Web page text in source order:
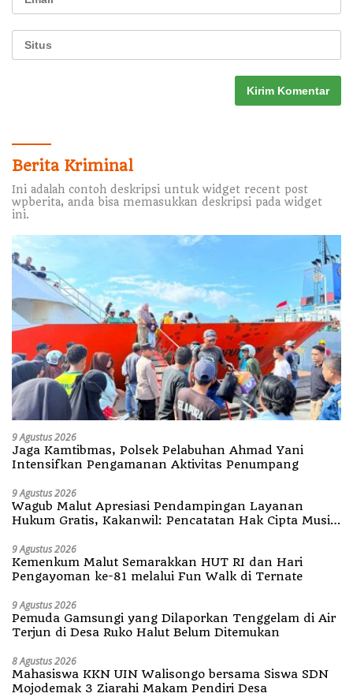
Berita Kriminal
Ini adalah contoh deskripsi untuk widget recent post
wpberita, anda bisa memasukkan deskripsi pada widget
ini.
9 Agustus 2026
Jaga Kamtibmas, Polsek Pelabuhan Ahmad Yani
Intensifkan Pengamanan Aktivitas Penumpang
9 Agustus 2026
Wagub Malut Apresiasi Pendampingan Layanan
Hukum Gratis, Kakanwil: Pencatatan Hak Cipta Musik
9 Agustus 2026
Kemenkum Malut Semarakkan HUT RI dan Hari
Pengayoman ke-81 melalui Fun Walk di Ternate
9 Agustus 2026
Pemuda Gamsungi yang Dilaporkan Tenggelam di Air
Terjun di Desa Ruko Halut Belum Ditemukan
8 Agustus 2026
Mahasiswa KKN UIN Walisongo bersama Siswa SDN
Mojodemak 3 Ziarahi Makam Pendiri Desa